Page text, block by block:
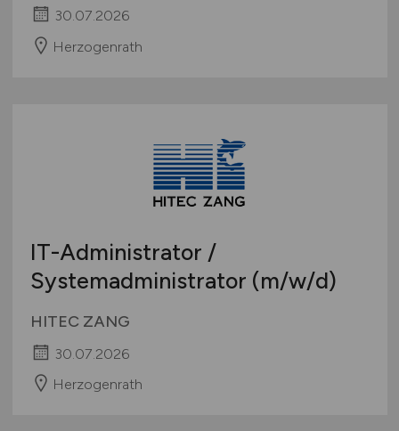
30.07.2026
Herzogenrath
IT-Administrator /
Systemadministrator (m/w/d)
HITEC ZANG
30.07.2026
Herzogenrath